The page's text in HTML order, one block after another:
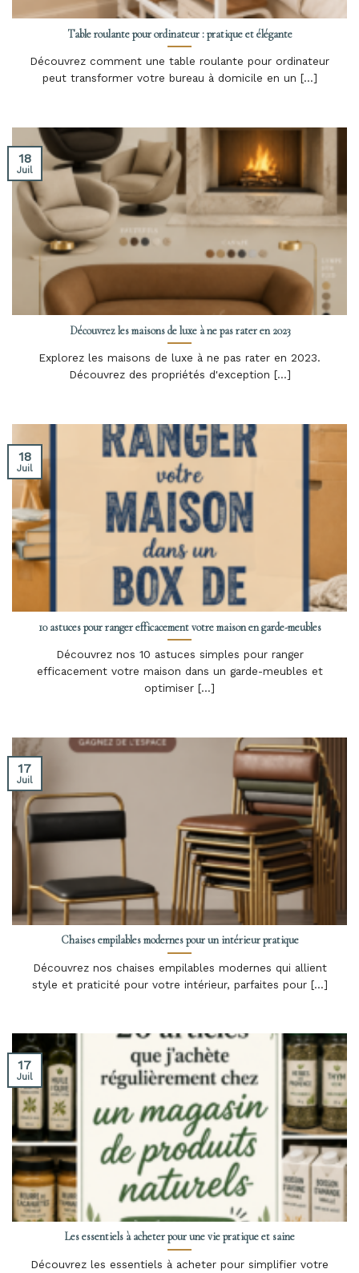
Table roulante pour ordinateur : pratique et élégante
Découvrez comment une table roulante pour ordinateur
peut transformer votre bureau à domicile en un [...]
Découvrez les maisons de luxe à ne pas rater en 2023
Explorez les maisons de luxe à ne pas rater en 2023.
Découvrez des propriétés d'exception [...]
18
Juil
10 astuces pour ranger efficacement votre maison en garde-meubles
Découvrez nos 10 astuces simples pour ranger
efficacement votre maison dans un garde-meubles et
optimiser [...]
18
Juil
Chaises empilables modernes pour un intérieur pratique
Découvrez nos chaises empilables modernes qui allient
style et praticité pour votre intérieur, parfaites pour [...]
17
Juil
Les essentiels à acheter pour une vie pratique et saine
Découvrez les essentiels à acheter pour simplifier votre
17
Juil